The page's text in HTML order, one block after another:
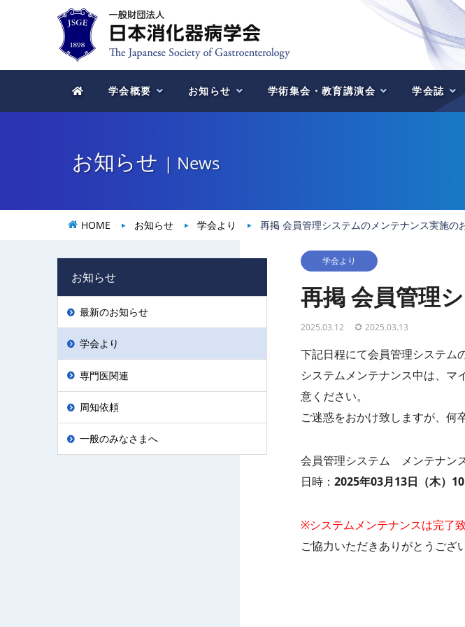
学会概要 お知らせ 学術集会・教育講演会 学会誌
お知らせ | News
HOME お知らせ 学会より 再掲 会員管理システムのメンテナンス実施の
学会より
再掲 会員管理
2025.03.12 2025.03.13
下記日程にて会員管理システム
システムメンテナンス中は、マ
意ください。
ご迷惑をおかけ致しますが、何
会員管理システム メンテナン
日時： 2025年03月13日（木）
※システムメンテナンスは完了致
ご協力いただきありがとうござ
お知らせ
最新のお知らせ
学会より
専門医関連
周知依頼
一般のみなさまへ